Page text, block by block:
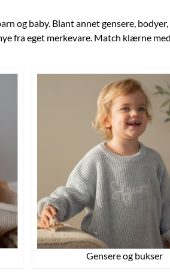
og baby. Blant annet gensere,
fra eget merkevare. Match klærne
Gensere og bukser